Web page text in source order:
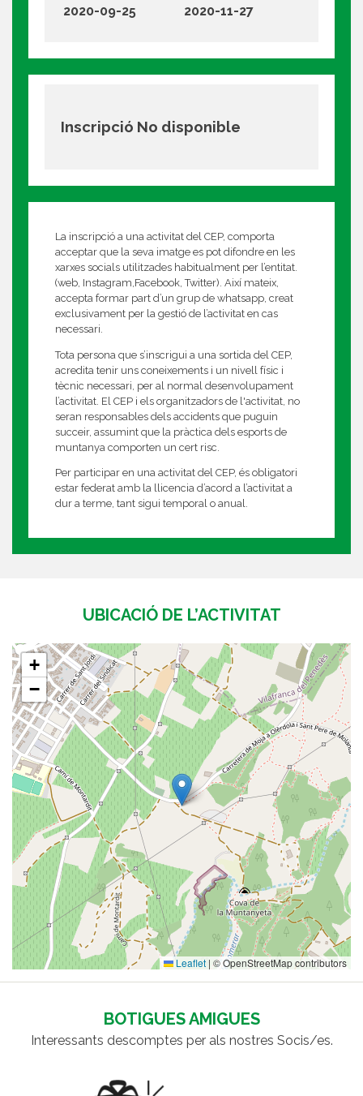
2020-09-25
2020-11-27
Inscripció No disponible
La inscripció a una activitat del CEP, comporta
acceptar que la seva imatge es pot difondre en les
xarxes socials utilitzades habitualment per l’entitat.
(web, Instagram,Facebook, Twitter). Així mateix,
accepta formar part d’un grup de whatsapp, creat
exclusivament per la gestió de l’activitat en cas
necessari.
Tota persona que s’inscrigui a una sortida del CEP,
acredita tenir uns coneixements i un nivell físic i
tècnic necessari, per al normal desenvolupament
l’activitat. El CEP i els organitzadors de l'activitat, no
seran responsables dels accidents que puguin
succeir, assumint que la pràctica dels esports de
muntanya comporten un cert risc.
Per participar en una activitat del CEP, és obligatori
estar federat amb la llicencia d’acord a l’activitat a
dur a terme, tant sigui temporal o anual.
UBICACIÓ DE L’ACTIVITAT
+
−
Leaflet | © OpenStreetMap contributors
BOTIGUES AMIGUES
Interessants descomptes per als nostres Socis/es.